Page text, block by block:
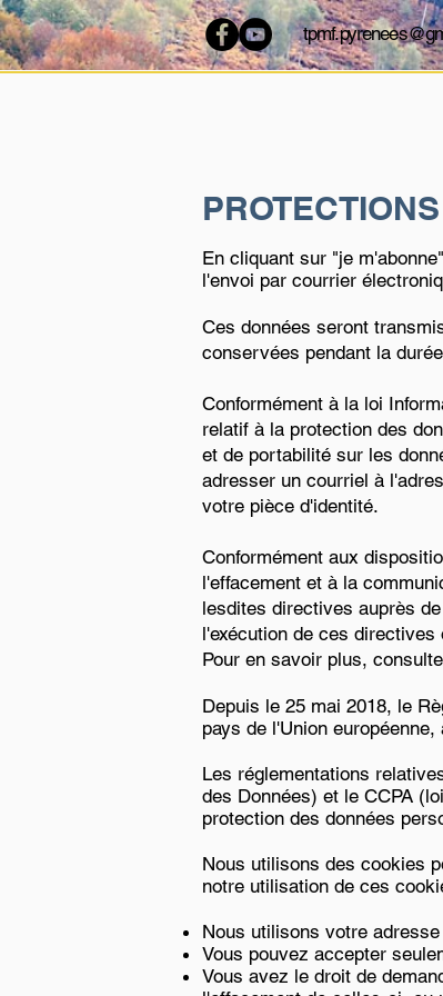
En cliquant sur "je
l'envoi par courrier
Ces données seront
conservées pendant la
Conformément à la loi
relatif à la protection des
et de portabilité sur les
adresser un courriel à
votre pièce d'identité.
Conformément aux
l'effacement et à la
lesdites directives auprès
l'exécution de ces
Pour en savoir plus,
Depuis le 25 mai 2018, le
pays de l'Union
Les réglementations
des Données) et le CCPA
protection des données
Nous utilisons des cookies
notre utilisation de ces
Nous utilisons votre
Vous pouvez accepter
Vous avez le droit de